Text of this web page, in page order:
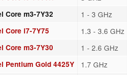
Core m3-7Y32 1 - 3 GHz
Core i7-7Y75 1.3 - 3.6 GHz
Core m3-7Y30 1 - 2.6 GHz
Pentium Gold 4425Y 1.7 GHz